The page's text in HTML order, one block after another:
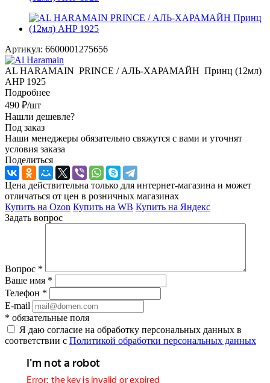
Артикул: 6600001275656
AL HARAMAIN PRINCE / АЛЬ-ХАРАМАЙН Принц (12мл)
AHP 1925
Подробнее
490 ₽/шт
Нашли дешевле?
Под заказ
Наши менеджеры обязательно свяжутся с вами и уточнят
условия заказа
Поделиться
Цена действительна только для интернет-магазина и может
отличаться от цен в розничных магазинах
Купить на Ozon Купить на WB Купить на Яндекс
Задать вопрос
Вопрос *
Ваше имя *
Телефон *
E-mail
* обязательные поля
Я даю согласие на обработку персональных данных в
соответствии с Политикой обработки персональных данных